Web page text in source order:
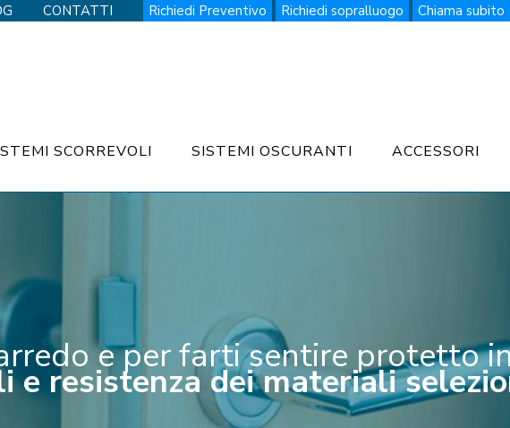
CONTATTI Richiedi Preventivo Richiedi sopralluogo Chiama subito
SCORREVOLI SISTEMI OSCURANTI ACCESSORI
e per farti sentire protetto
resistenza dei materiali